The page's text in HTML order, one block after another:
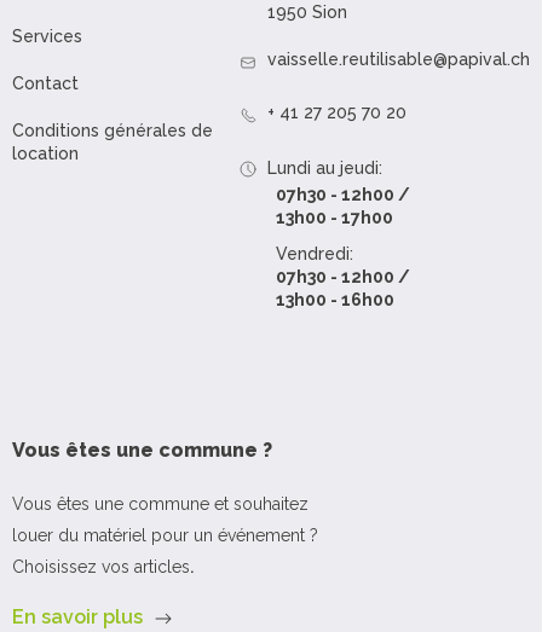
Services
Contact
Conditions générales de
location
1950 Sion
vaisselle.reutilisable@papival.ch
+ 41 27 205 70 20
Lundi au jeudi:
07h30 - 12h00 /
13h00 - 17h00
Vendredi:
07h30 - 12h00 /
13h00 - 16h00
Vous êtes une commune ?
Vous êtes une commune et souhaitez
louer du matériel pour un événement ?
Choisissez vos articles.
En savoir plus